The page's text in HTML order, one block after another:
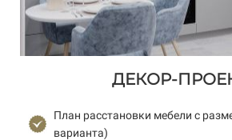
ДЕКОР-
План расстановки мебели с
варианта)